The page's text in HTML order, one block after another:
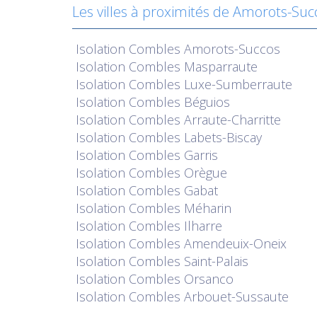
Les villes à proximités de Amorots-
Isolation Combles Amorots-Succos
Isolation Combles Masparraute
Isolation Combles Luxe-Sumberraute
Isolation Combles Béguios
Isolation Combles Arraute-Charritte
Isolation Combles Labets-Biscay
Isolation Combles Garris
Isolation Combles Orègue
Isolation Combles Gabat
Isolation Combles Méharin
Isolation Combles Ilharre
Isolation Combles Amendeuix-Oneix
Isolation Combles Saint-Palais
Isolation Combles Orsanco
Isolation Combles Arbouet-Sussaute